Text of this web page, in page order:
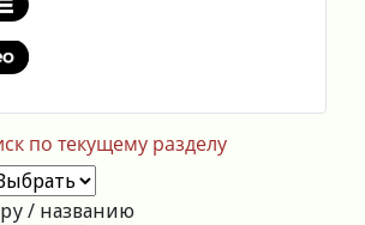
по текущему разделу
/ названию